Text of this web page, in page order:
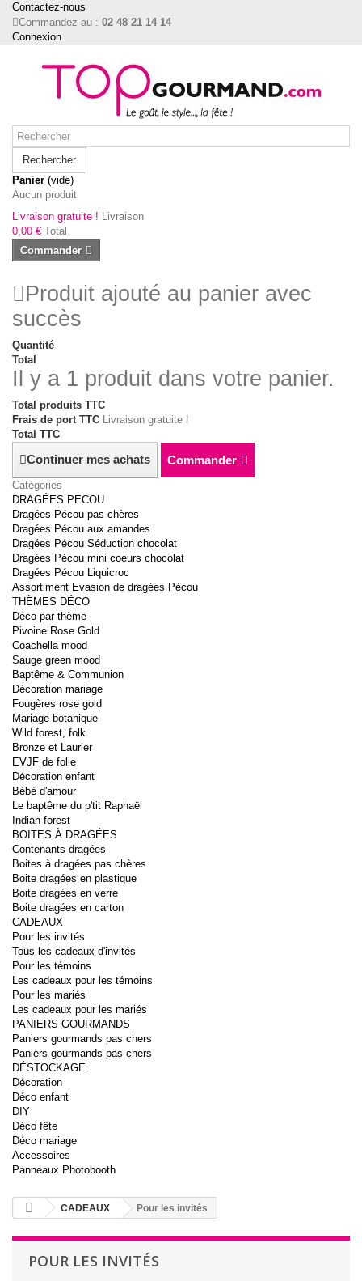
Contactez-nous
Commandez au : 02 48 21 14 14
Connexion
Rechercher
Panier (vide)
Aucun produit
Livraison gratuite ! Livraison
0,00 € Total
Commander
Produit ajouté au panier avec
succès
Quantité
Total
Il y a 1 produit dans votre panier.
Total produits TTC
Frais de port TTC Livraison gratuite !
Total TTC
Continuer mes achats Commander
Catégories
DRAGÉES PECOU
Dragées Pécou pas chères
Dragées Pécou aux amandes
Dragées Pécou Séduction chocolat
Dragées Pécou mini coeurs chocolat
Dragées Pécou Liquicroc
Assortiment Evasion de dragées Pécou
THÈMES DÉCO
Déco par thème
Pivoine Rose Gold
Coachella mood
Sauge green mood
Baptême & Communion
Décoration mariage
Fougères rose gold
Mariage botanique
Wild forest, folk
Bronze et Laurier
EVJF de folie
Décoration enfant
Bébé d'amour
Le baptême du p'tit Raphaël
Indian forest
BOITES À DRAGÉES
Contenants dragées
Boites à dragées pas chères
Boite dragées en plastique
Boite dragées en verre
Boite dragées en carton
CADEAUX
Pour les invités
Tous les cadeaux d'invités
Pour les témoins
Les cadeaux pour les témoins
Pour les mariés
Les cadeaux pour les mariés
PANIERS GOURMANDS
Paniers gourmands pas chers
Paniers gourmands pas chers
DÉSTOCKAGE
Décoration
Déco enfant
DIY
Déco fête
Déco mariage
Accessoires
Panneaux Photobooth
CADEAUX Pour les invités
POUR LES INVITÉS